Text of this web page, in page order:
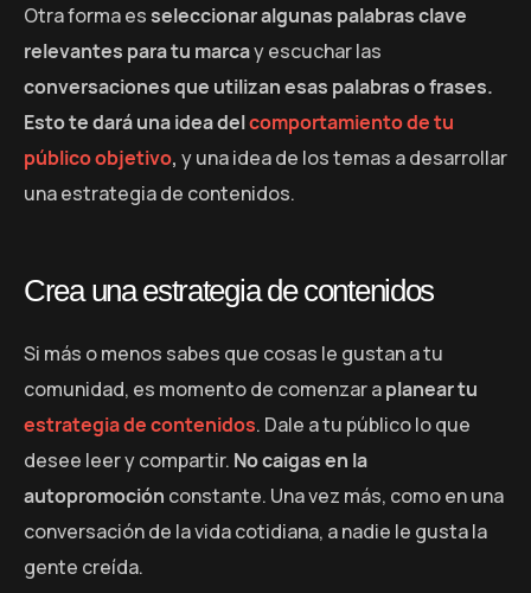
Otra forma esseleccionar algunas palabras clave
relevantes para tu marcay escuchar las
conversaciones que utilizan esas palabras o frases.
Esto te dará una idea delcomportamiento de tu
público objetivo, y una idea de los temas a desarrollar
una estrategia de contenidos.
Crea una estrategia de contenidos
Si más o menos sabes que cosas le gustan a tu
comunidad, es momento de comenzar aplanear tu
estrategia de contenidos. Dale a tu público lo que
desee leer y compartir. No caigas en la
autopromoción constante. Una vez más, como en una
conversación de la vida cotidiana, a nadie le gusta la
gente creída.